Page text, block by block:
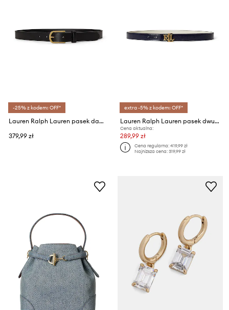
-25% z kodem: OFF*
Lauren Ralph Lauren pasek damski skórzany
379,99 zł
extra -5% z kodem: OFF*
Lauren Ralph Lauren pasek dwustronny damski skórzany
Cena aktualna:
289,99 zł
Cena regularna:419,99 zł
Najniższa cena:319,99 zł